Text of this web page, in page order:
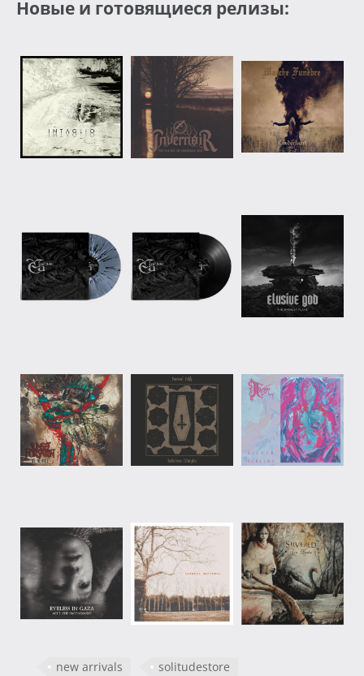
Новые и готовящиеся релизы:
new arrivals solitudestore